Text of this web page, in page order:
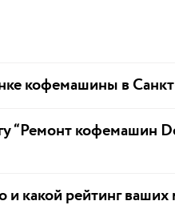
кофемашины в
“Ремонт кофемашин
и какой рейтинг